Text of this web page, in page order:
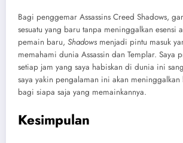
Bagi penggemar Assassins Creed Shadows,
sesuatu yang baru tanpa meninggalkan esensi
pemain baru, Shadows menjadi pintu masuk
memahami dunia Assassin dan Templar. Saya
setiap jam yang saya habiskan di dunia ini
saya yakin pengalaman ini akan meninggalkan
bagi siapa saja yang memainkannya.
Kesimpulan